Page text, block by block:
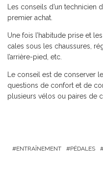
Les conseils d’un
premier achat.
Une fois l’habitude prise et
cales sous les chaussures,
l’arrière-pied, etc.
Le conseil est de conserver
questions de confort et de
plusieurs vélos ou paires de
ENTRAÎNEMENT PÉDALES